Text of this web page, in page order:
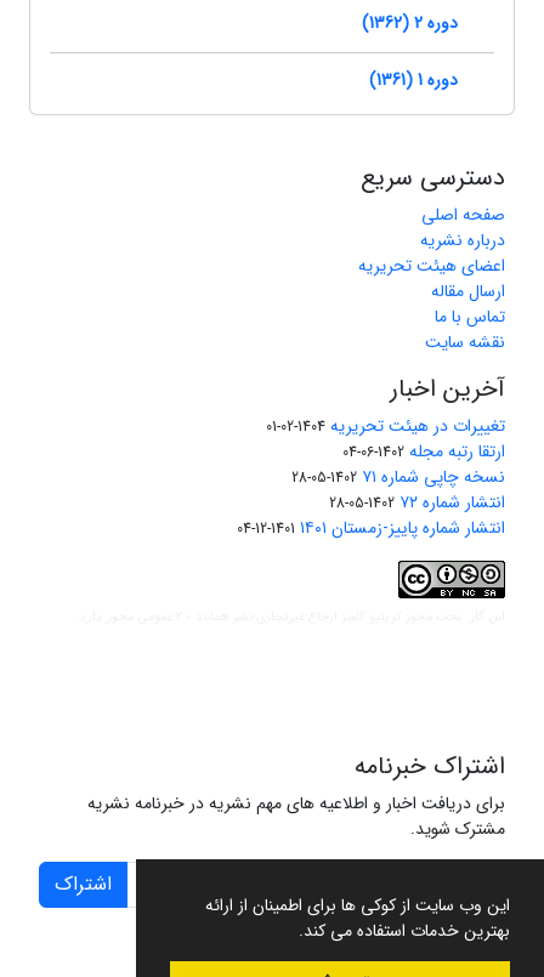
این وب سایت از کوکی ها برای اطمینان از ارائه
بهترین خدمات استفاده می کند.
دوره 2 (1362)
دوره 1 (1361)
دسترسی سریع
صفحه اصلی
درباره نشریه
اعضای هیئت تحریریه
ارسال مقاله
تماس با ما
نقشه سایت
آخرین اخبار
تغییرات در هیئت تحریریه 1404-02-01
ارتقا رتبه مجله 1402-06-04
نسخه چاپی شماره ۷۱ 1402-05-28
انتشار شماره ۷۲ 1402-05-28
انتشار شماره پاییز-زمستان ۱۴۰۱ 1401-12-04
اشتراک خبرنامه
برای دریافت اخبار و اطلاعیه های مهم نشریه در خبرنامه نشریه
مشترک شوید.
اشتراک